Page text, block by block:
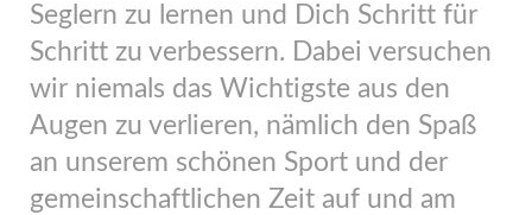
Seglern zu lernen und Dich Schritt für
Schritt zu verbessern. Dabei versuchen
wir niemals das Wichtigste aus den
Augen zu verlieren, nämlich den Spaß
an unserem schönen Sport und der
gemeinschaftlichen Zeit auf und am